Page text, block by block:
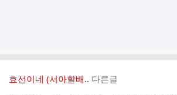
효선이네 (서아할배.. 다른글